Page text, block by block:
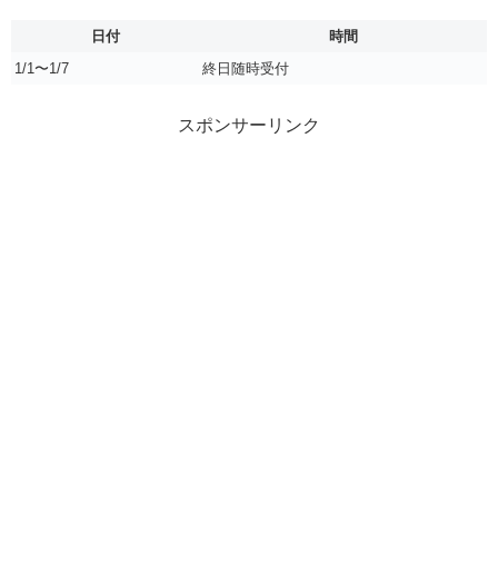
日付
時間
1/1〜1/7
終日随時受付
スポンサーリンク